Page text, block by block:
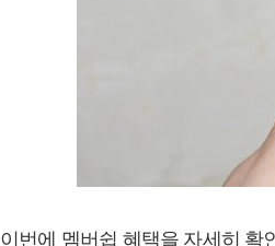
이번에 멤버쉽 혜택을 자세히 확